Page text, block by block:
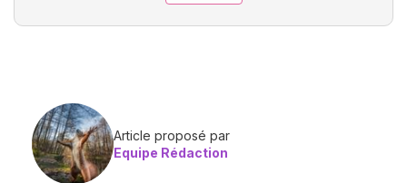
Article proposé par
Equipe Rédaction